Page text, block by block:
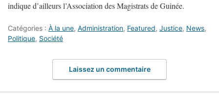
indique d’ailleurs l’Association des Magistrats de Guinée.
Catégories : À la une, Administration, Featured, Justice, News,
Politique, Société
Laissez un commentaire